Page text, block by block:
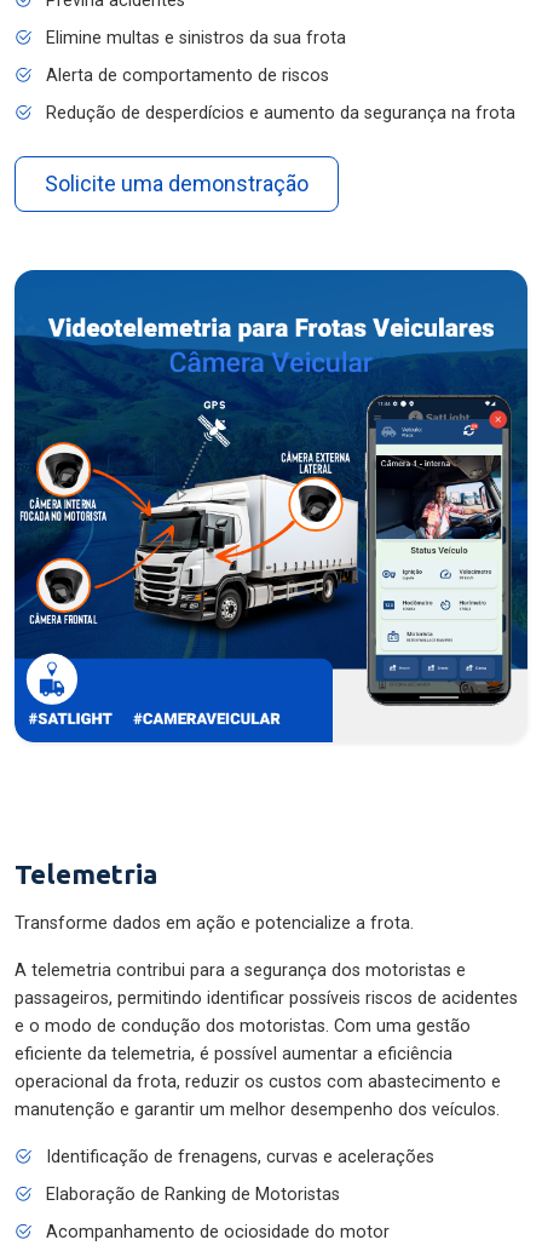
Elimine multas e sinistros da sua frota
Alerta de comportamento de riscos
Redução de desperdícios e aumento da segurança na frota
Solicite uma demonstração
Telemetria
Transforme dados em ação e potencialize a frota.
A telemetria contribui para a segurança dos motoristas e
passageiros, permitindo identificar possíveis riscos de acidentes
e o modo de condução dos motoristas. Com uma gestão
eficiente da telemetria, é possível aumentar a eficiência
operacional da frota, reduzir os custos com abastecimento e
manutenção e garantir um melhor desempenho dos veículos.
Identificação de frenagens, curvas e acelerações
Elaboração de Ranking de Motoristas
Acompanhamento de ociosidade do motor